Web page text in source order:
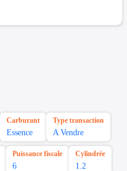
Carburant
Essence
Type transaction
A Vendre
Puissance fiscale
6
Cylindrée
1.2